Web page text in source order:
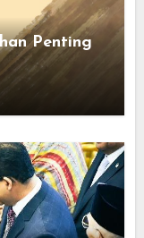
Penting